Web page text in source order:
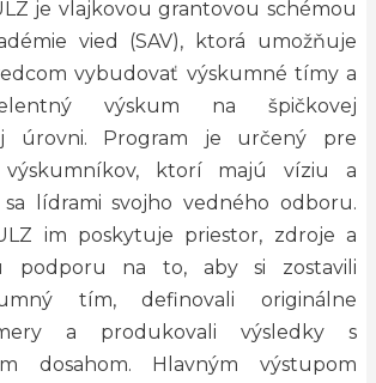
je vlajkovou grantovou schémou
vied (SAV), ktorá umožňuje
vybudovať výskumné tímy a
výskum na špičkovej
úrovni. Program je určený pre
výskumníkov, ktorí majú víziu a
lídrami svojho vedného odboru.
im poskytuje priestor, zdroje a
podporu na to, aby si zostavili
tím, definovali originálne
a produkovali výsledky s
dosahom. Hlavným výstupom